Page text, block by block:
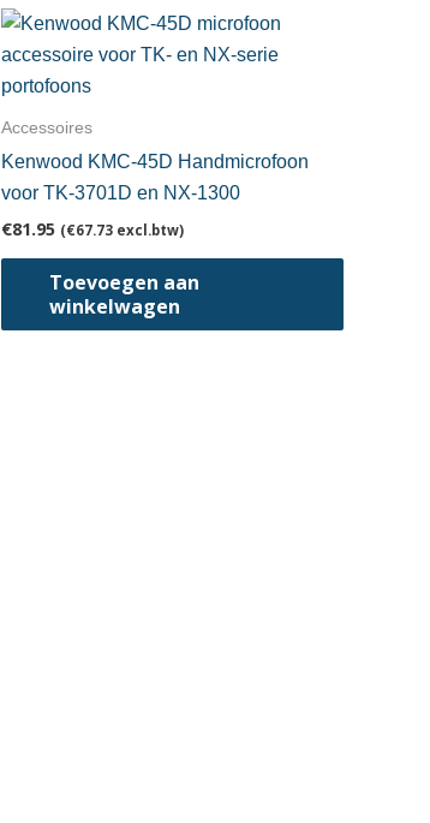
Accessoires
Kenwood KMC-45D Handmicrofoon
voor TK-3701D en NX-1300
€81.95 (€67.73 excl.btw)
Toevoegen aan
winkelwagen